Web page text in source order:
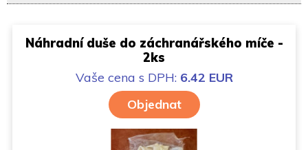
Náhradní duše do záchranářského míče -
2ks
Vaše cena s DPH: 6.42 EUR
Objednat